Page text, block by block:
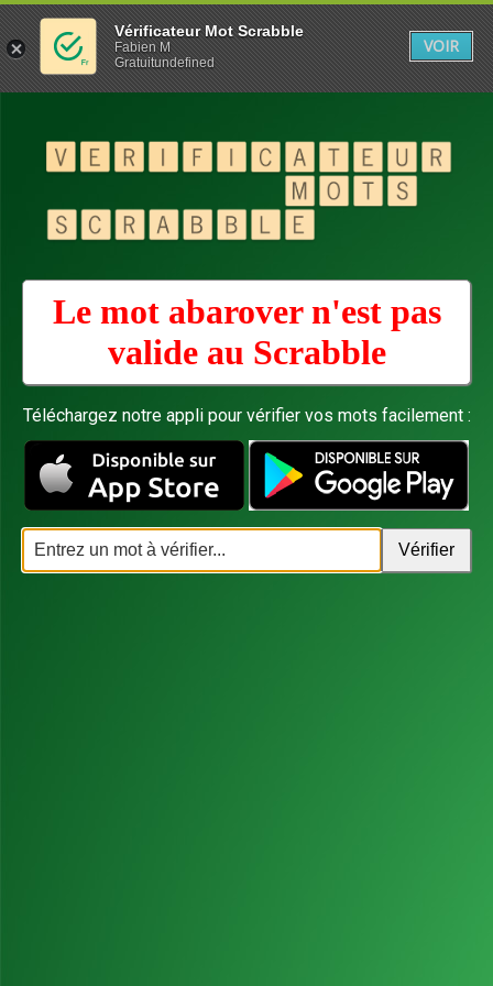
Le mot abarover n'est pas
valide au Scrabble
Téléchargez notre appli pour vérifier vos mots facilement :
Vérificateur Mot Scrabble
Fabien M
Gratuitundefined
VOIR